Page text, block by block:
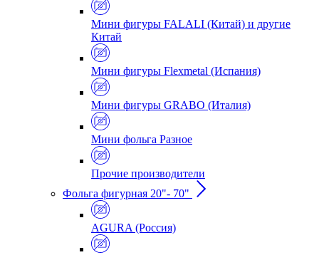
Мини фигуры FALALI (Китай) и другие
Китай
Мини фигуры Flexmetal (Испания)
Мини фигуры GRABO (Италия)
Мини фольга Разное
Прочие производители
Фольга фигурная 20"- 70"
AGURA (Россия)